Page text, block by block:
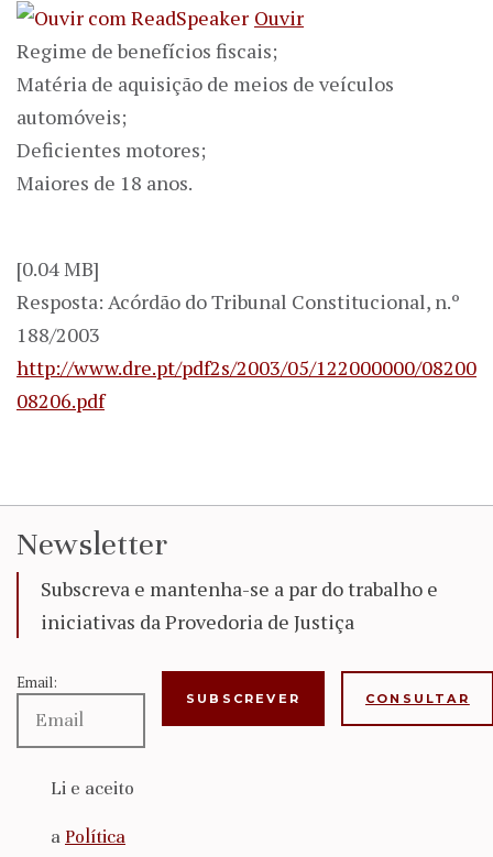
Ouvir
Regime de benefícios fiscais;
Matéria de aquisição de meios de veículos
automóveis;
Deficientes motores;
Maiores de 18 anos.
[0.04 MB]
Resposta: Acórdão do Tribunal Constitucional, n.º
188/2003
http://www.dre.pt/pdf2s/2003/05/122000000/08200
08206.pdf
Newsletter
Subscreva e mantenha-se a par do trabalho e
iniciativas da Provedoria de Justiça
Email:
Li e aceito
a Política
CONSULTAR